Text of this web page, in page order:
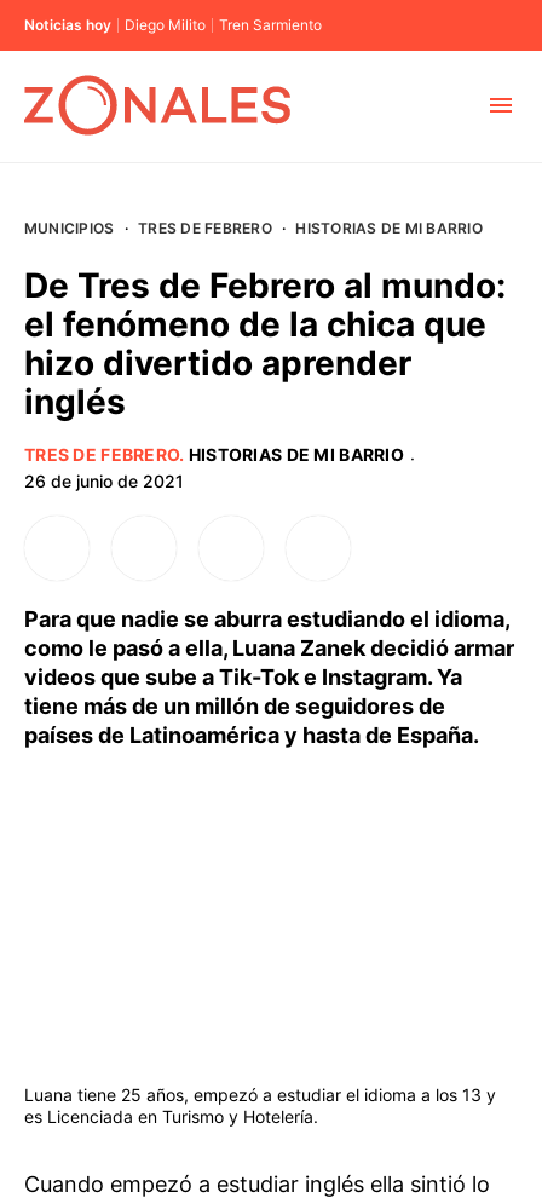
Noticias hoy Diego Milito Tren Sarmiento
BUENOS AIRES
PROVINCIAS
ELECCIONES 2023
MUNICIPIOS · TRES DE FEBRERO · HISTORIAS DE MI BARRIO
De Tres de Febrero al mundo:
el fenómeno de la chica que
hizo divertido aprender
inglés
TRES DE FEBRERO. HISTORIAS DE MI BARRIO ·
26 de junio de 2021
Para que nadie se aburra estudiando el idioma,
como le pasó a ella, Luana Zanek decidió armar
videos que sube a Tik-Tok e Instagram. Ya
tiene más de un millón de seguidores de
países de Latinoamérica y hasta de España.
Luana tiene 25 años, empezó a estudiar el idioma a los 13 y
es Licenciada en Turismo y Hotelería.
Cuando empezó a estudiar inglés ella sintió lo